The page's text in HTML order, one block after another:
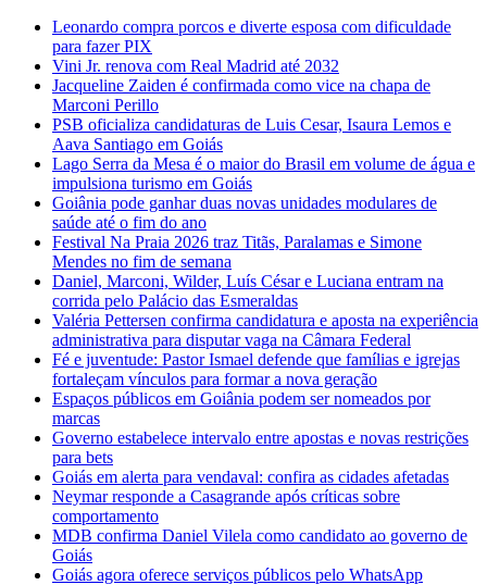
Leonardo compra porcos e diverte esposa com dificuldade
para fazer PIX
Vini Jr. renova com Real Madrid até 2032
Jacqueline Zaiden é confirmada como vice na chapa de
Marconi Perillo
PSB oficializa candidaturas de Luis Cesar, Isaura Lemos e
Aava Santiago em Goiás
Lago Serra da Mesa é o maior do Brasil em volume de água e
impulsiona turismo em Goiás
Goiânia pode ganhar duas novas unidades modulares de
saúde até o fim do ano
Festival Na Praia 2026 traz Titãs, Paralamas e Simone
Mendes no fim de semana
Daniel, Marconi, Wilder, Luís César e Luciana entram na
corrida pelo Palácio das Esmeraldas
Valéria Pettersen confirma candidatura e aposta na experiência
administrativa para disputar vaga na Câmara Federal
Fé e juventude: Pastor Ismael defende que famílias e igrejas
fortaleçam vínculos para formar a nova geração
Espaços públicos em Goiânia podem ser nomeados por
marcas
Governo estabelece intervalo entre apostas e novas restrições
para bets
Goiás em alerta para vendaval: confira as cidades afetadas
Neymar responde a Casagrande após críticas sobre
comportamento
MDB confirma Daniel Vilela como candidato ao governo de
Goiás
Goiás agora oferece serviços públicos pelo WhatsApp